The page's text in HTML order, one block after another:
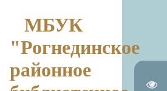
МБУК
"Рогнединское
районное